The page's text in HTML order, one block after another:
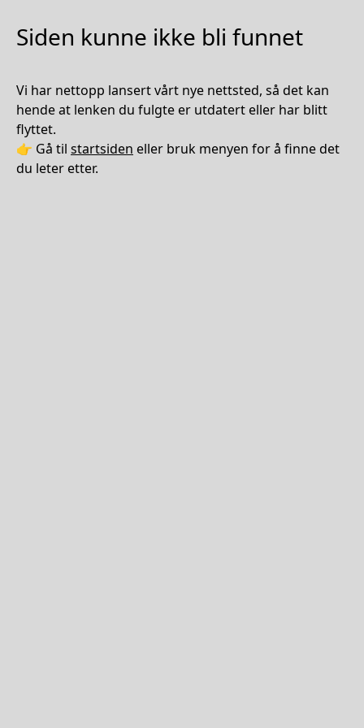
Siden kunne ikke bli funnet
Vi har nettopp lansert vårt nye nettsted, så det kan
hende at lenken du fulgte er utdatert eller har blitt
flyttet.
👉 Gå til startsiden eller bruk menyen for å finne det
du leter etter.